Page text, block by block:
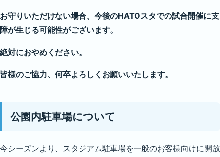
お守りいただけない場合、今後のHATOスタでの試合開催に支
障が生じる可能性がございます。
絶対におやめください。
皆様のご協力、何卒よろしくお願いいたします。
公園内駐車場について
今シーズンより、スタジアム駐車場を一般のお客様向けに開放